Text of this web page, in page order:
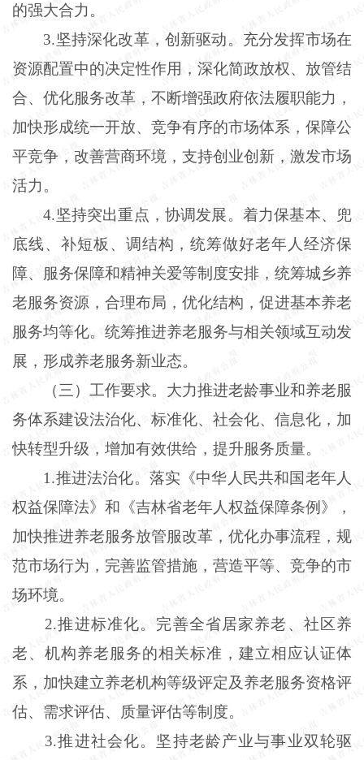
的强大合力。
3.坚持深化改革，创新驱动。充分发挥市场在
资源配置中的决定性作用，深化简政放权、放管结
合、优化服务改革，不断增强政府依法履职能力，
加快形成统一开放、竞争有序的市场体系，保障公
平竞争，改善营商环境，支持创业创新，激发市场
活力。
4.坚持突出重点，协调发展。着力保基本、兜
底线、补短板、调结构，统筹做好老年人经济保
障、服务保障和精神关爱等制度安排，统筹城乡养
老服务资源，合理布局，优化结构，促进基本养老
服务均等化。统筹推进养老服务与相关领域互动发
展，形成养老服务新业态。
（三）工作要求。大力推进老龄事业和养老服
务体系建设法治化、标准化、社会化、信息化，加
快转型升级，增加有效供给，提升服务质量。
1.推进法治化。落实《中华人民共和国老年人
权益保障法》和《吉林省老年人权益保障条例》，
加快推进养老服务放管服改革，优化办事流程，规
范市场行为，完善监管措施，营造平等、竞争的市
场环境。
2.推进标准化。完善全省居家养老、社区养
老、机构养老服务的相关标准，建立相应认证体
系，加快建立养老机构等级评定及养老服务资格评
估、需求评估、质量评估等制度。
3.推进社会化。坚持老龄产业与事业双轮驱